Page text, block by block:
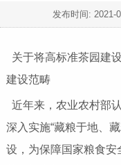
发布时间: 2021-
关于将高标准茶园建
建设范畴
近年来，农业农村部
深入实施“藏粮于地、
设，为保障国家粮食